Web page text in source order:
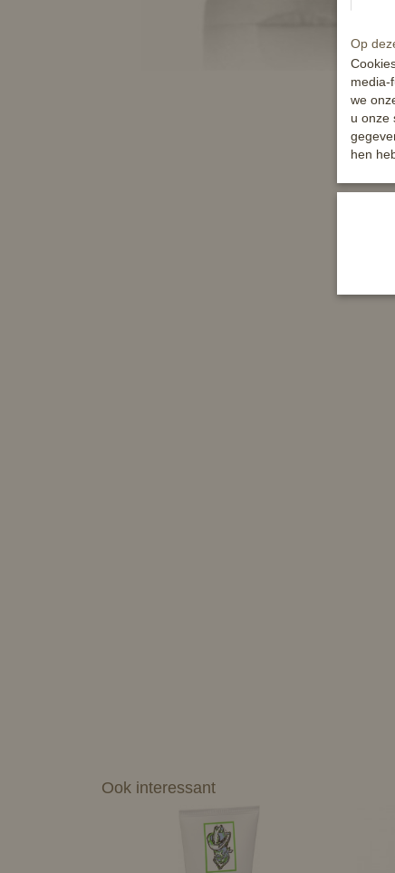
Ook interessant
Op
media-
we
u onze
hen